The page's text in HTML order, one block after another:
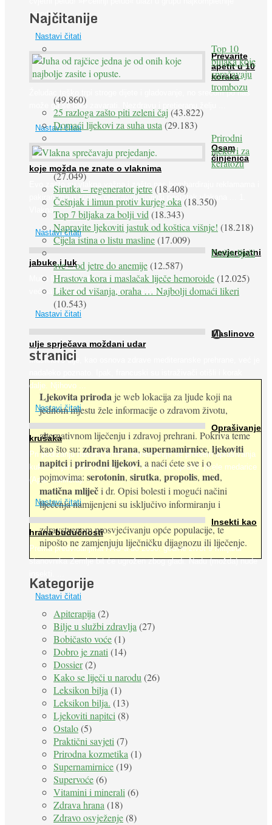
prirodne ...
Nastavi čitati
Prevarite
apetit u 10
koraka
Želudac teško trpi stroge dijete i gladovanje, no srećom po nas
može ga se lako zavarati. Nezdravu i pretjeranu želju ...
Nastavi čitati
Osam
činjenica
koje možda ne znate o vlaknima
Evo zašto su vlakna važna i zašto nas bombardiraju reklamama i
pakiranjima u kojima obećavaju najviši postotak vlakana ... 1.
Vlakna ...
Nastavi čitati
Nevjerojatni
jabuke i luk
Muče li vas tegobe vezane uz srce, oči i živce, od kojih pati
većina dijabetičara u kasnijem stadiju bolesti, jabuke ...
Nastavi čitati
Maslinovo
ulje sprječava moždani udar
Maslinovo ulje, kao osnova zdrave mediteranske prehrane, već je
dalje. Njihovo ...
Nastavi čitati
Oprašivanje
krušaka
Pri podizanju nasada kruške zanemaruje se problem oprašivanja
kukcima jer vlada uvjerenje da će krušku oprašiti pčele medarice
(Apis mellifera). ...
Nastavi čitati
Insekti kao
hrana budućnosti
Prema predviđanjima FAO-a do 2050. godine život 9 milijardi
stanovnika Zemlje bit će ugrožen zbog gladi. Nadu (možda) nude
Nastavi čitati
Najčitanije
Top 10
biljaka koje
sprečavaju
trombozu
(49.860)
25 razloga zašto piti zeleni čaj(43.822)
Domaći lijekovi za suha usta (29.183)
Prirodni
lijekovi za
keratozu
(27.049)
Sirutka – regenerator jetre(18.408)
Češnjak i limun protiv kurjeg oka (18.350)
Top 7 biljaka za bolji vid (18.343)
Napravite ljekoviti jastuk od koštica višnje! (18.218)
Cijela istina o listu masline(17.009)
Peršin liječi
sve – od jetre do anemije(12.587)
Hrastova kora i maslačak liječe hemoroide(12.025)
Liker od višanja, oraha … Najbolji domaći likeri
(10.543)
O
stranici
Ljekovita priroda je web lokacija za ljude koji na
jednom mjestu žele informacije o zdravom životu,
alternativnom liječenju i zdravoj prehrani. Pokriva teme
kao što su: zdrava hrana, supernamirnice, ljekoviti
napitciiprirodni lijekovi, a naći ćete sve i o
pojmovima: serotonin, sirutka, propolis, med,
matična mliječi dr. Opisi bolesti i mogući načini
liječenja namijenjeni su isključivo informiranju i
zdravstvenom prosvjećivanju opće populacije, te
nipošto ne zamjenjuju liječničku dijagnozu ili liječenje.
Kategorije
Apiterapija (2)
Bilje u službi zdravlja (27)
Bobičasto voće(1)
Dobro je znati (14)
Dossier(2)
Kako se liječi u narodu (26)
Leksikon bilja (1)
Leksikon bilja. (13)
Ljekoviti napitci (8)
Ostalo(5)
Praktični savjeti (7)
Prirodna kozmetika (1)
Supernamirnice(19)
Supervoće(6)
Vitamini i minerali (6)
Zdrava hrana (18)
Zdravo osvježenje(8)